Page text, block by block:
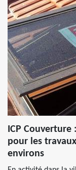
ICP
pour les
environs